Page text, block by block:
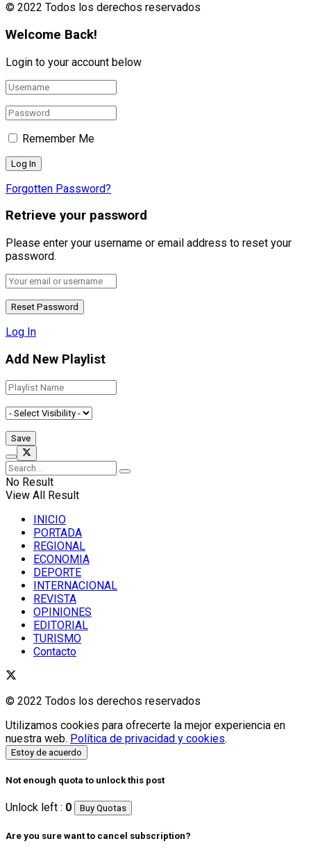
© 2022 Todos los derechos reservados
Welcome Back!
Login to your account below
Remember Me
Forgotten Password?
Retrieve your password
Please enter your username or email address to reset your
password.
Log In
Add New Playlist
No Result
View All Result
INICIO
PORTADA
REGIONAL
ECONOMIA
DEPORTE
INTERNACIONAL
REVISTA
OPINIONES
EDITORIAL
TURISMO
Contacto
© 2022 Todos los derechos reservados
Utilizamos cookies para ofrecerte la mejor experiencia en
nuestra web. Política de privacidad y cookies.
Estoy de acuerdo
Not enough quota to unlock this post
Unlock left : 0 Buy Quotas
Are you sure want to cancel subscription?